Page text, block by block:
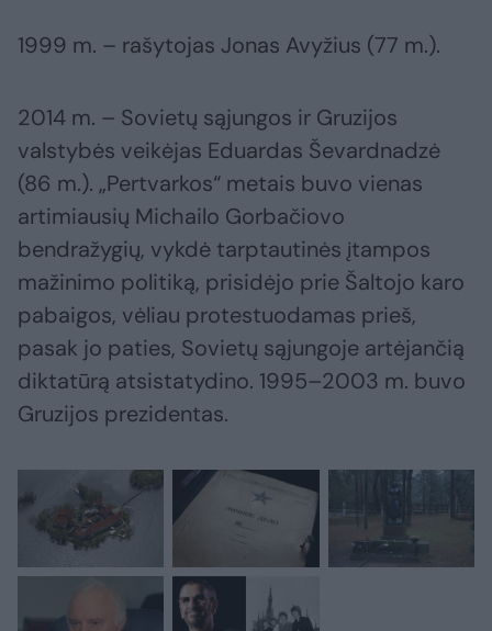
1999 m. – rašytojas Jonas Avyžius (77 m.).
2014 m. – Sovietų sąjungos ir Gruzijos
valstybės veikėjas Eduardas Ševardnadzė
(86 m.). „Pertvarkos“ metais buvo vienas
artimiausių Michailo Gorbačiovo
bendražygių, vykdė tarptautinės įtampos
mažinimo politiką, prisidėjo prie Šaltojo karo
pabaigos, vėliau protestuodamas prieš,
pasak jo paties, Sovietų sąjungoje artėjančią
diktatūrą atsistatydino. 1995–2003 m. buvo
Gruzijos prezidentas.